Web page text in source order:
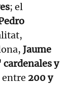
; el
Jaume
y
entre 200 y